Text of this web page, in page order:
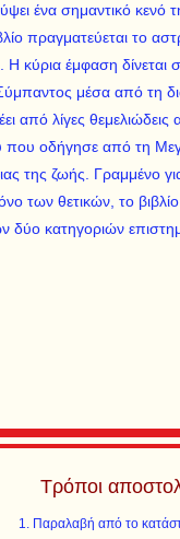
ένα σημαντικό κενό
πραγματεύεται το
κύρια έμφαση δίνεται
μέσα από τη
από λίγες
που οδήγησε από τη
της ζωής. Γραμμένο
των θετικών, το
δύο κατηγοριών
Τρόποι
Παραλαβή από το